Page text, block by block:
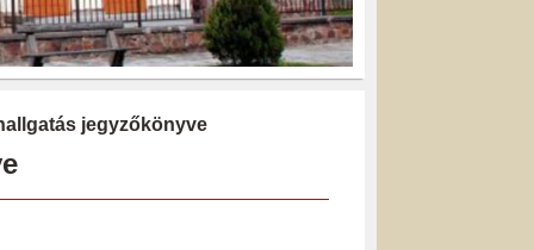
jegyzőkönyve